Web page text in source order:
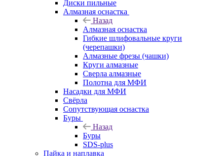
Диски пильные
Алмазная оснастка
Назад
Алмазная оснастка
Гибкие шлифовальные круги
(черепашки)
Алмазные фрезы (чашки)
Круги алмазные
Сверла алмазные
Полотна для МФИ
Насадки для МФИ
Свёрла
Сопутствующая оснастка
Буры
Назад
Буры
SDS-plus
Пайка и наплавка